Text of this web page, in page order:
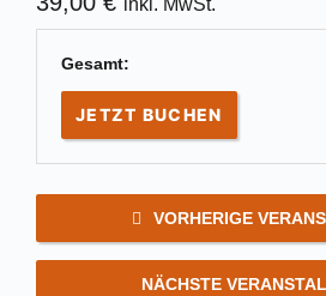
inkl. MwSt.
Gesamt:
JETZT BUCHEN
VORHERIGE
NÄCHSTE